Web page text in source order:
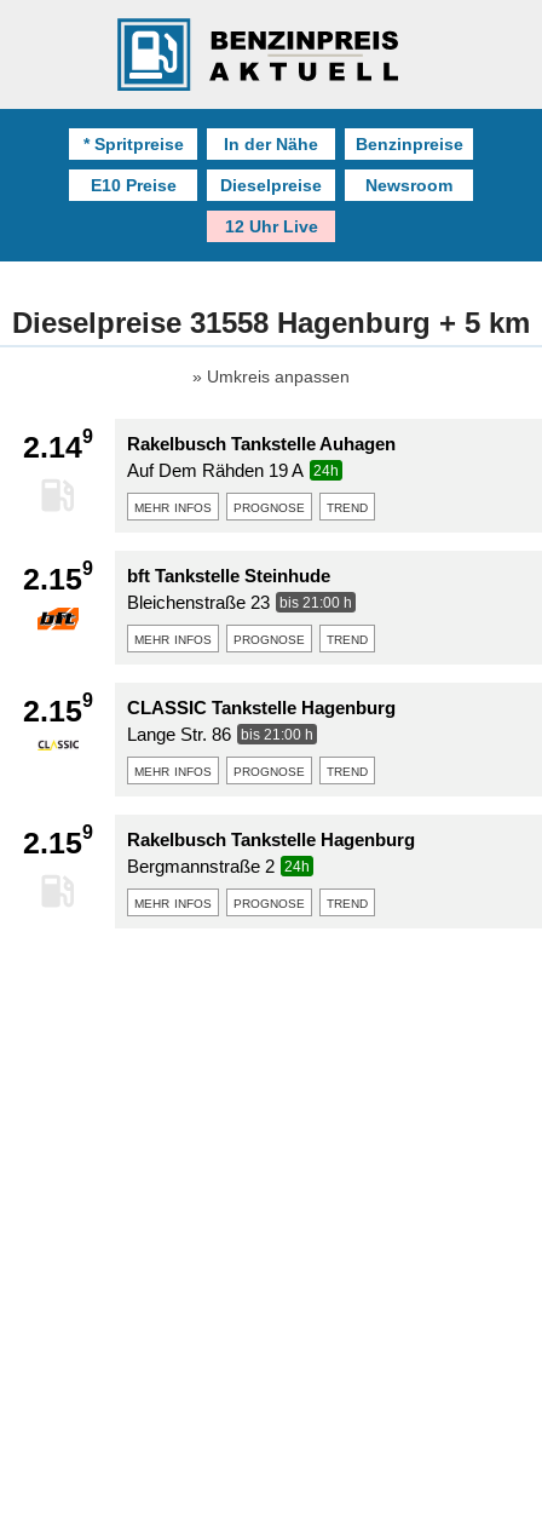
* Spritpreise In der Nähe Benzinpreise
E10 Preise Dieselpreise Newsroom
12 Uhr Live
Dieselpreise 31558 Hagenburg + 5 km
Umkreis anpassen
2.149
Rakelbusch Tankstelle Auhagen
Auf Dem Rähden 19 A
24h
mehr infos prognose trend
2.159
bft Tankstelle Steinhude
Bleichenstraße 23
bis 21:00 h
mehr infos prognose trend
2.159
CLASSIC Tankstelle Hagenburg
Lange Str. 86
bis 21:00 h
mehr infos prognose trend
2.159
Rakelbusch Tankstelle Hagenburg
Bergmannstraße 2
24h
mehr infos prognose trend